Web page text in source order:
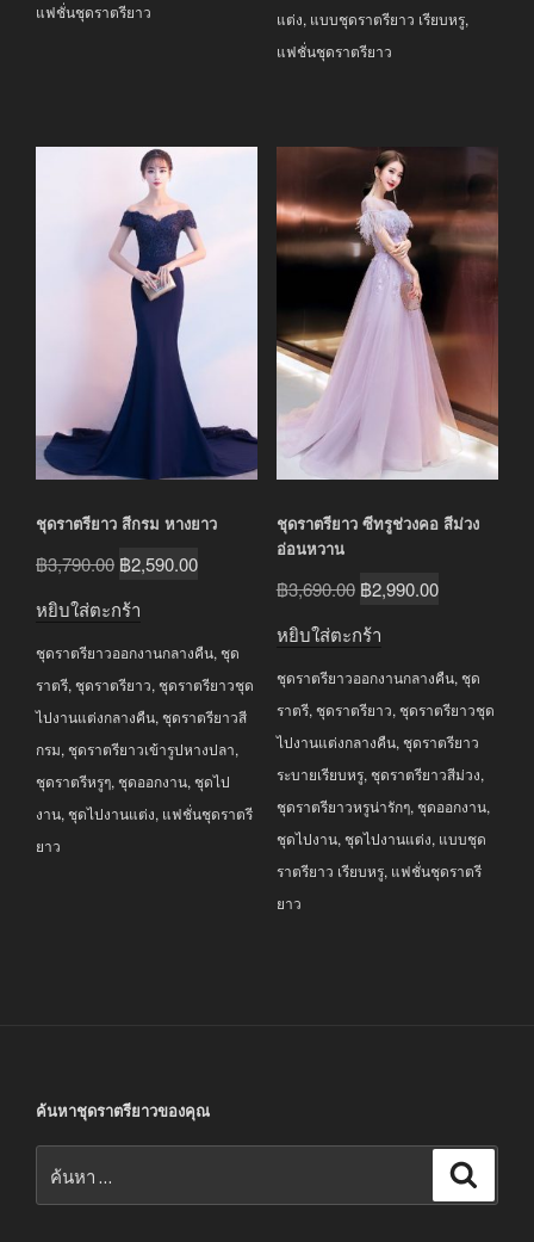
แฟชั่นชุดราตรียาว
แต่ง, แบบชุดราตรียาว เรียบหรู,
แฟชั่นชุดราตรียาว
ชุดราตรียาว สีกรม หางยาว
฿3,790.00 Original
฿3,790.00.
฿2,590.00Current
฿2,590.00.
หยิบใส่ตะกร้า
ชุดราตรียาวออกงานกลางคืน, ชุด
ราตรี, ชุดราตรียาว, ชุดราตรียาวชุด
ไปงานแต่งกลางคืน, ชุดราตรียาวสี
กรม, ชุดราตรียาวเข้ารูปหางปลา,
ชุดราตรีหรูๆ, ชุดออกงาน, ชุดไป
งาน, ชุดไปงานแต่ง, แฟชั่นชุดราตรี
ยาว
ชุดราตรียาว ซีทรูช่วงคอ สีม่วง
อ่อนหวาน
฿3,690.00 Original
฿3,690.00.
฿2,990.00Current
฿2,990.00.
หยิบใส่ตะกร้า
ชุดราตรียาวออกงานกลางคืน, ชุด
ราตรี, ชุดราตรียาว, ชุดราตรียาวชุด
ไปงานแต่งกลางคืน, ชุดราตรียาว
ระบายเรียบหรู, ชุดราตรียาวสีม่วง,
ชุดราตรียาวหรูน่ารักๆ, ชุดออกงาน,
ชุดไปงาน, ชุดไปงานแต่ง, แบบชุด
ราตรียาว เรียบหรู, แฟชั่นชุดราตรี
ยาว
ค้นหาชุดราตรียาวของคุณ